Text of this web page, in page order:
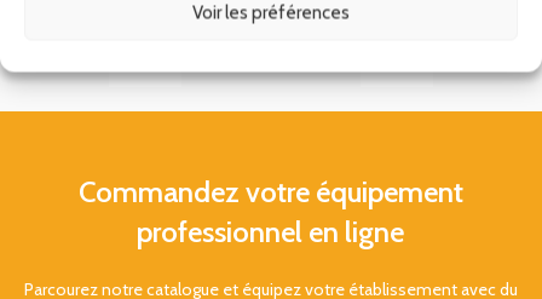
Voir les préférences
Commandez votre équipement
professionnel en ligne
Parcourez notre catalogue et équipez votre établissement avec du